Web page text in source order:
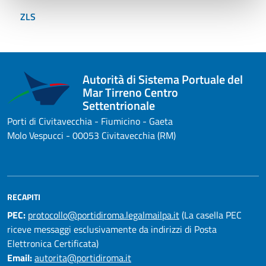
ZLS
Autorità di Sistema Portuale del
Mar Tirreno Centro
Settentrionale
Porti di Civitavecchia - Fiumicino - Gaeta
Molo Vespucci - 00053 Civitavecchia (RM)
RECAPITI
PEC: protocollo@portidiroma.legalmailpa.it(La casella PEC
riceve messaggi esclusivamente da indirizzi di Posta
Elettronica Certificata)
Email:autorita@portidiroma.it